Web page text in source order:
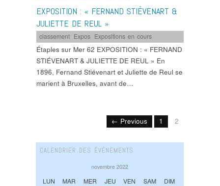
EXPOSITION : « FERNAND STIÉVENART &
JULIETTE DE REUL »
classement Expos Expositions en cours
Étaples sur Mer 62 EXPOSITION : « FERNAND
STIÉVENART & JULIETTE DE REUL » En
1896, Fernand Stiévenart et Juliette de Reul se
marient à Bruxelles, avant de…
← Previous 1 2
CALENDRIER DES ÉVÉNEMENTS
novembre 2022
LUN MAR MER JEU VEN SAM DIM